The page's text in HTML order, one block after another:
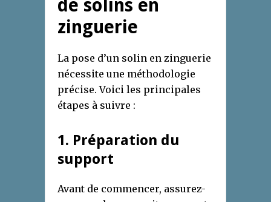
de solins en
zinguerie
La pose d’un solin en zinguerie
nécessite une méthodologie
précise. Voici les principales
étapes à suivre :
1. Préparation du
support
Avant de commencer, assurez-